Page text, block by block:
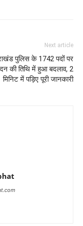
Next article
पुलिस के 1742 पदों पर
की तिथि में हुआ बदलाव, 2
मिनिट में पड़िए पूरी जानकारी